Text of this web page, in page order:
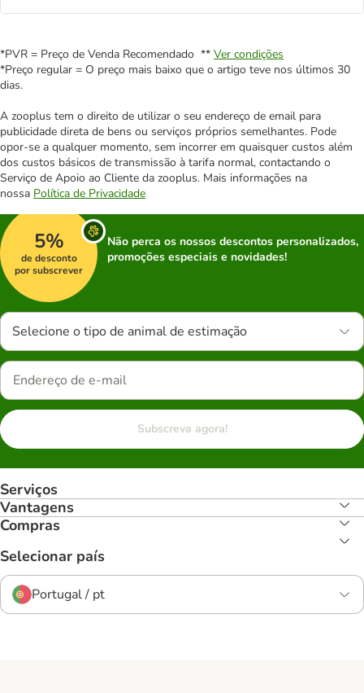
*PVR = Preço de Venda Recomendado ** Ver condições
*Preço regular = O preço mais baixo que o artigo teve nos últimos 30
dias.
A zooplus tem o direito de utilizar o seu endereço de email para
publicidade direta de bens ou serviços próprios semelhantes. Pode
opor-se a qualquer momento, sem incorrer em quaisquer custos além
dos custos básicos de transmissão à tarifa normal, contactando o
Serviço de Apoio ao Cliente da zooplus. Mais informações na
nossa Política de Privacidade
5%
de desconto
por subscrever
Não perca os nossos descontos personalizados,
promoções especiais e novidades!
Selecione o tipo de animal de estimação
Subscreva agora!
Serviços
Vantagens
Compras
Selecionar país
Portugal / pt